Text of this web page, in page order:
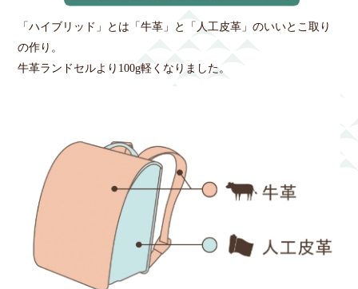
「ハイブリッド」とは「牛革」と「人工皮革」のいいとこ取り
の作り。
牛革ランドセルより100g軽くなりました。